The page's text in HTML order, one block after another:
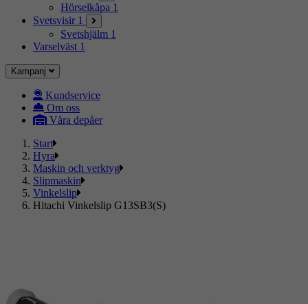
Hörselkåpa 1
Svetsvisir 1
Svetshjälm 1
Varselväst 1
Kampanj
Kundservice
Om oss
Våra depåer
Start
Hyra
Maskin och verktyg
Slipmaskin
Vinkelslip
Hitachi Vinkelslip G13SB3(S)